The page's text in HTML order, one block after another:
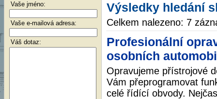
Vaše jméno:
Vaše e-mailová adresa:
Váš dotaz:
Výsledky hledání
Celkem nalezeno: 7
Profesionální
osobních
Opravujeme přístrojové
Vám přeprogramovat
celé řídící obvody.